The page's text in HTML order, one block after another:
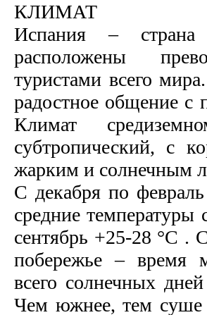
КЛИМАТ
Испания –
расположены
туристами всего
радостное общение с
Климат
субтропический, с
жарким и солнечным
С декабря по
средние
сентябрь +25-28 °С .
побережье – время
всего солнечных
Чем южнее, тем суше